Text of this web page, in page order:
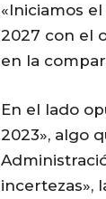
«Iniciamos
2027 con el
en la
En el lado
2023», algo
incertezas»,